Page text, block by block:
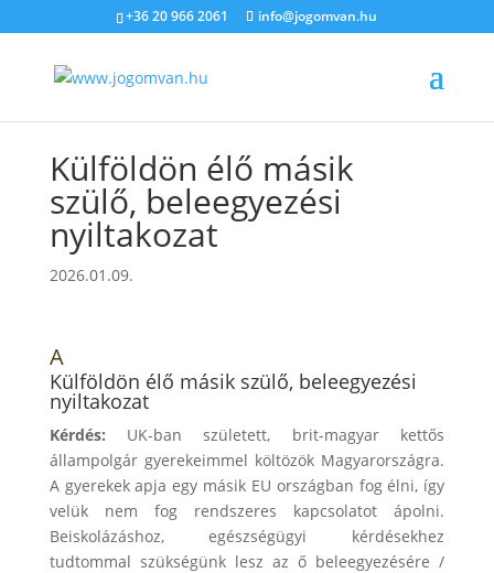
+36 20 966 2061 info@jogomvan.hu
Külföldön élő másik
szülő, beleegyezési
nyiltakozat
2026.01.09.
A
Külföldön élő másik szülő, beleegyezési
nyiltakozat
Kérdés: UK-ban született, brit-magyar kettős
állampolgár gyerekeimmel költözök Magyarországra.
A gyerekek apja egy másik EU országban fog élni, így
velük nem fog rendszeres kapcsolatot ápolni.
Beiskolázáshoz, egészségügyi kérdésekhez
tudtommal szükségünk lesz az ő beleegyezésére /